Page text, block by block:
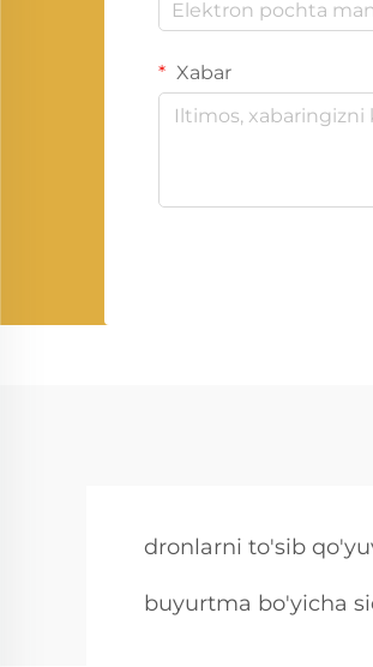
Xabar
dronlarni to'sib
buyurtma bo'yicha